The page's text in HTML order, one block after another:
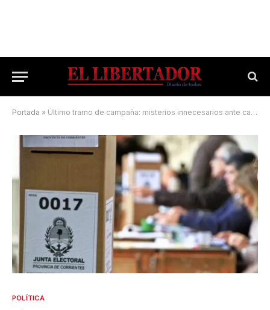
Portada » Último tramo de campaña: misterios innecesarios ante candidaturas definidas
POLÍTICA